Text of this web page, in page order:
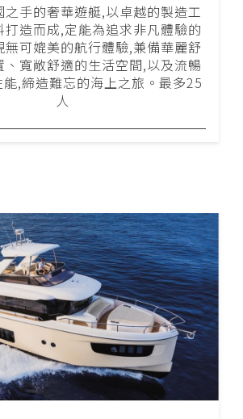
之手的奢華遊艇,以卓越的製造工
打造而成,定能為追求非凡體驗的
無可媲美的航行體驗,兼備華麗舒
、寬敞舒適的生活空間,以及流暢
,締造難忘的海上之旅。最多25
人